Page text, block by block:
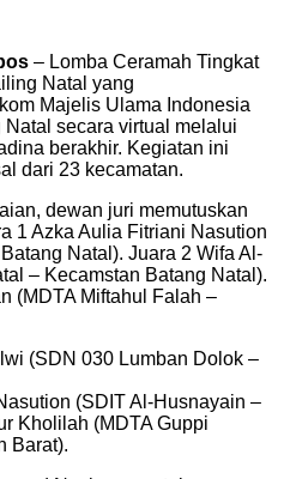
– Lomba Ceramah Tingkat
Natal yang
Majelis Ulama Indonesia
secara virtual melalui
berakhir. Kegiatan ini
dari 23 kecamatan.
dewan juri memutuskan
1 Azka Aulia Fitriani Nasution
Natal). Juara 2 Wifa Al-
– Kecamstan Batang Natal).
(MDTA Miftahul Falah –
(SDN 030 Lumban Dolok –
(SDIT Al-Husnayain –
Kholilah (MDTA Guppi
Barat).